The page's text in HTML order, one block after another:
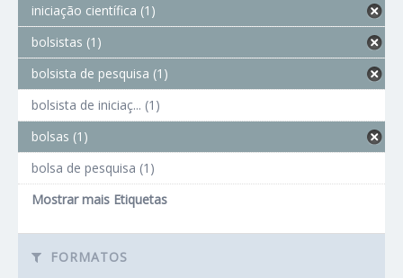
iniciação científica (1)
bolsistas (1)
bolsista de pesquisa (1)
bolsista de iniciaç... (1)
bolsas (1)
bolsa de pesquisa (1)
Mostrar mais Etiquetas
FORMATOS